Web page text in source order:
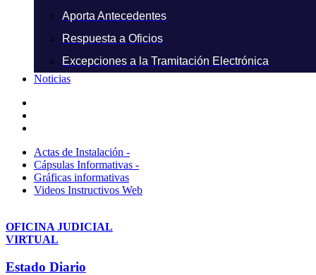
Aporta Antecedentes
Respuesta a Oficios
Excepciones a la Tramitación Electrónica
Noticias
Actas de Instalación -
Cápsulas Informativas -
Gráficas informativas
Videos Instructivos Web
OFICINA JUDICIAL
VIRTUAL
Estado Diario